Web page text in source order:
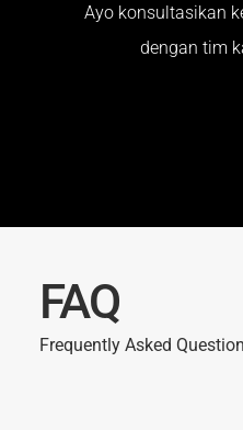
Ayo konsultasikan
dengan tim
FAQ
Frequently Asked